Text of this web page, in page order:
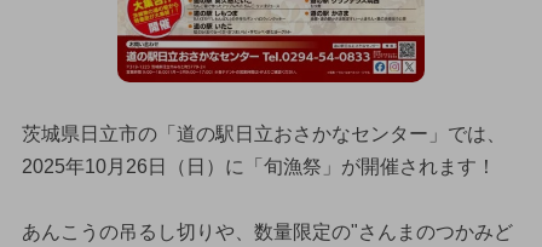
茨城県日立市の「道の駅日立おさかなセンター」では、
2025年10月26日（日）に「旬漁祭」が開催されます！
あんこうの吊るし切りや、数量限定の"さんまのつかみど